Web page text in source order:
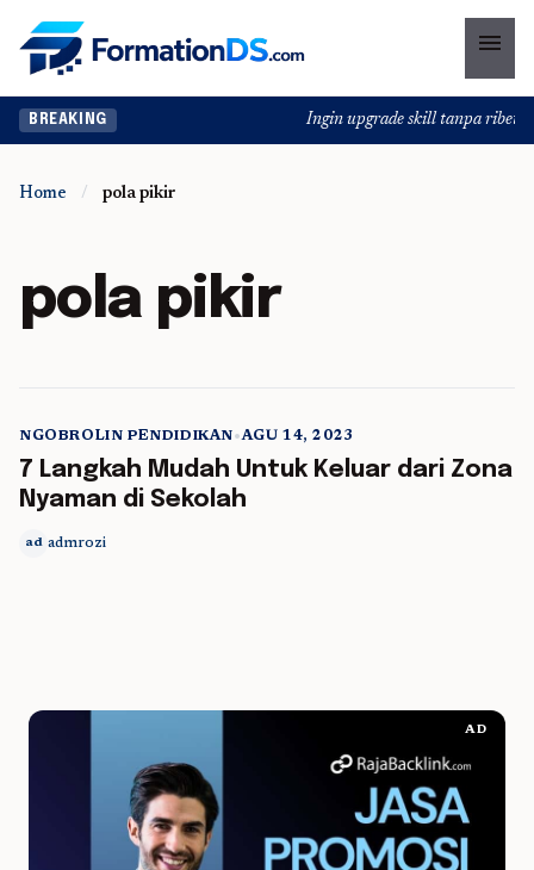
menu
BREAKING Ingin upgrade skill tanpa ribet?
Home / pola pikir
pola pikir
5 min read
NGOBROLIN PENDIDIKAN•AGU 14, 2023
7 Langkah Mudah Untuk Keluar dari Zona
Nyaman di Sekolah
ad admrozi
AD